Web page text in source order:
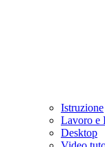
Istruzione
Lavoro e
Desktop